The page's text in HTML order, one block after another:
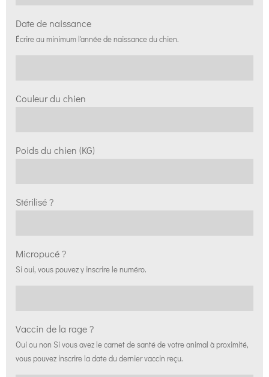
Date de naissance
Écrire au minimum l'année de naissance du chien.
Couleur du chien
Poids du chien (KG)
Stérilisé ?
Micropucé ?
Si oui, vous pouvez y inscrire le numéro.
Vaccin de la rage ?
Oui ou non Si vous avez le carnet de santé de votre animal à proximité,
vous pouvez inscrire la date du dernier vaccin reçu.